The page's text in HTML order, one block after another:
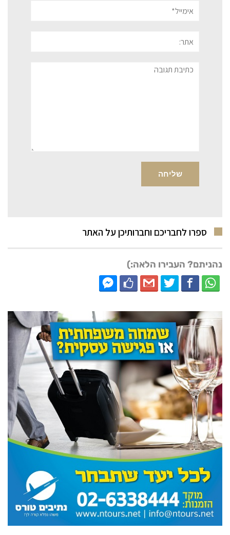
תגובה
ספרו לחבריכם וחברותיכן על האתר
נהניתם? העבירו הלאה:)